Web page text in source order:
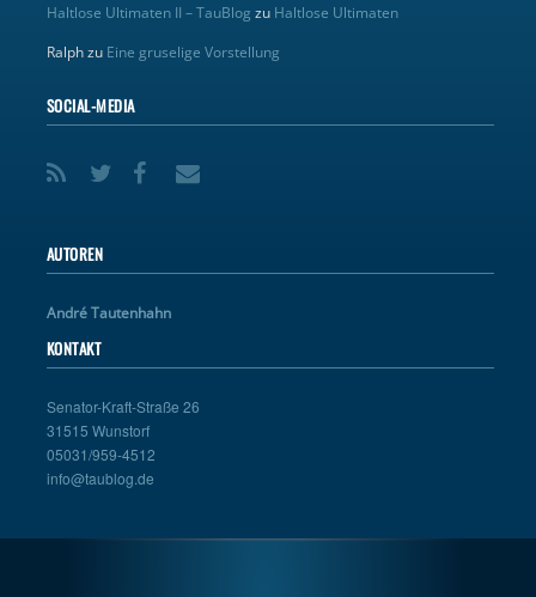
Haltlose Ultimaten II – TauBlog zu Haltlose Ultimaten
Ralphzu Eine gruselige Vorstellung
SOCIAL-MEDIA
AUTOREN
André Tautenhahn
KONTAKT
Senator-Kraft-Straße 26
31515 Wunstorf
05031/959-4512
info@taublog.de